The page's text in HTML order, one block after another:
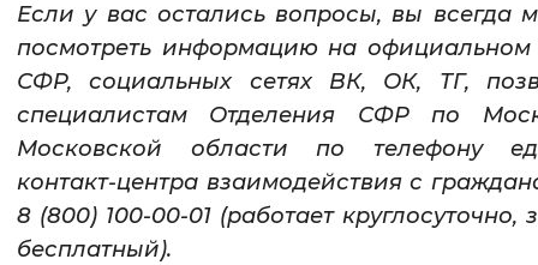
Если у вас остались вопросы, вы всегда
посмотреть информацию на официальном
СФР, социальных сетях ВК, ОК, ТГ,
специалистам Отделения СФР по
Московской области по телефону
контакт-центра взаимодействия с
8 (800) 100-00-01 (работает круглосуточно,
бесплатный).